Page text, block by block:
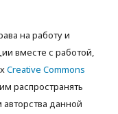
на работу и
вместе с работой,
Creative Commons
распространять
данной